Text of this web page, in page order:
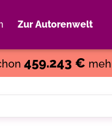
Zur Autorenwelt
459.243 €